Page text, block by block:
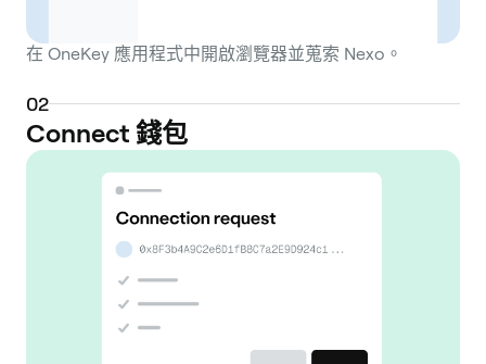
在 OneKey 應用程式中開啟瀏覽器並蒐索 Nexo。
02
Connect 錢包